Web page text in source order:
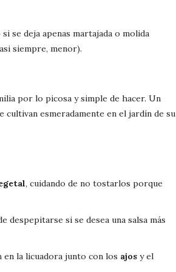
se deja apenas martajada o molida
siempre, menor).
por lo picosa y simple de hacer. Un
cultivan esmeradamente en el jardín de su
, cuidando de no tostarlos porque
despepitarse si se desea una salsa más
la licuadora junto con los ajos y el